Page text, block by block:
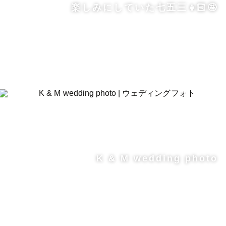
楽しみにしていた七五三👧🏻🤩
K & M wedding photo